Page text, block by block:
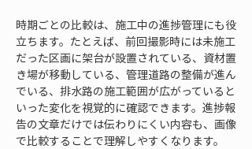
時期ごとの比較は、施工中の進捗管理にも役
立ちます。たとえば、前回撮影時には未施工
だった区画に架台が設置されている、資材置
き場が移動している、管理道路の整備が進ん
でいる、排水路の施工範囲が広がっていると
いった変化を視覚的に確認できます。進捗報
告の文章だけでは伝わりにくい内容も、画像
で比較することで理解しやすくなります。